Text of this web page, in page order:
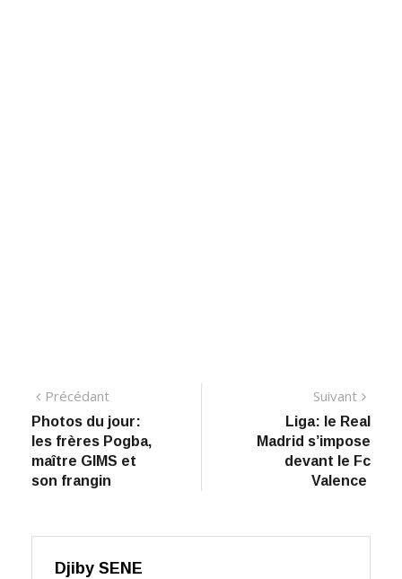
Navigation
de
l’article
PrécédantPrécédant:
Photos du jour:
les frères Pogba,
maître GIMS et
son frangin
Suivant
Liga: le Real
Madrid s’impose
devant le Fc
Valence
Djiby SENE